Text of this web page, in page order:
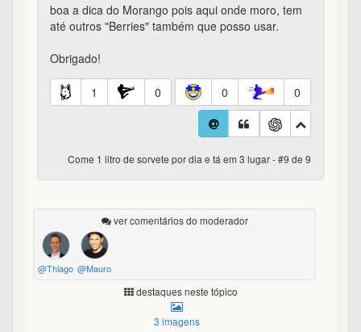
boa a dica do Morango pois aqui onde moro, tem
até outros "Berries" também que posso usar.
Obrigado!
1 0 0 0
Come 1 litro de sorvete por dia e tá em 3 lugar - #9 de 9
ver comentários do moderador
@Thiago @Mauro
destaques neste tópico
3 imagens